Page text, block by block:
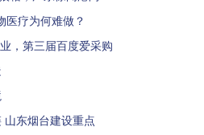
医疗为何难做？
，第三届百度爱采购
山东烟台建设重点